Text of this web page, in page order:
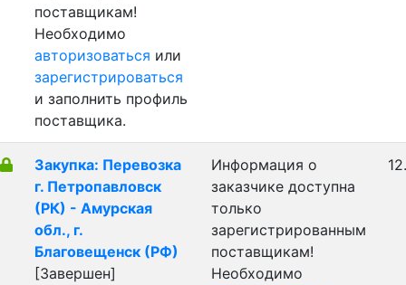
поставщикам!
Необходимо
авторизоваться или
зарегистрироваться
и заполнить профиль
поставщика.
Закупка: Перевозка
г. Петропавловск
(РК) - Амурская
обл., г.
Благовещенск (РФ)
[Завершен]
Информация о
заказчике доступна
только
зарегистрированным
поставщикам!
Необходимо